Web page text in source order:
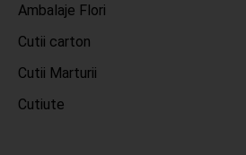
Ambalaje Flori
Cutii carton
Cutii Marturii
Cutiute